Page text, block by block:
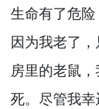
生命有了危险
因为我老了，
房里的老鼠，
死。 尽管我幸